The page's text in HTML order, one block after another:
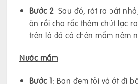
Bước 2: Sau đó, rót ra bát
ăn rồi cho rắc thêm chút lạc
trên là đã có chén mắm nêm
Nước mắm
Bước 1: Bạn đem tỏi và ớt đi